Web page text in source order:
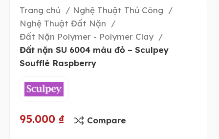
Trang chủ
Nghệ Thuật Thủ Công
Nghệ Thuật Đất Nặn
Đất Nặn Polymer - Polymer Clay
Đất nặn SU 6004 màu đỏ – Sculpey
Soufflé Raspberry
95.000 ₫ Compare